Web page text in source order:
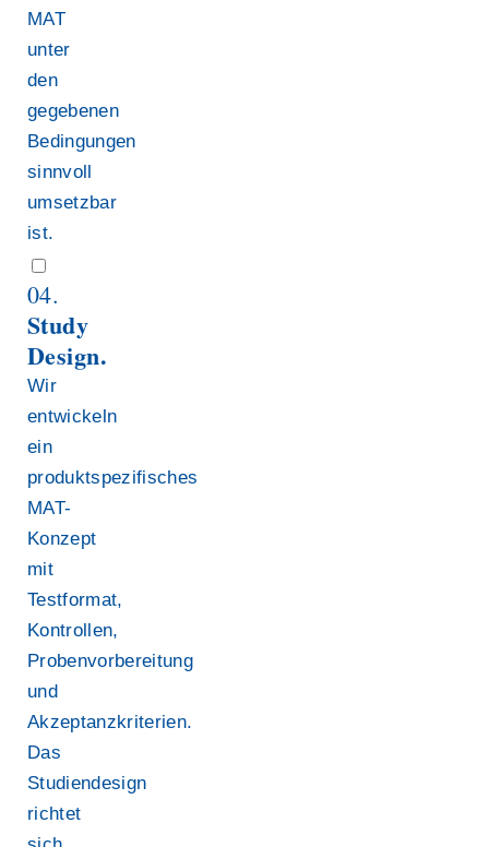
MAT
unter
den
gegebenen
Bedingungen
sinnvoll
umsetzbar
ist.
04.
Study
Design.
Wir
entwickeln
ein
produktspezifisches
MAT-
Konzept
mit
Testformat,
Kontrollen,
Probenvorbereitung
und
Akzeptanzkriterien.
Das
Studiendesign
richtet